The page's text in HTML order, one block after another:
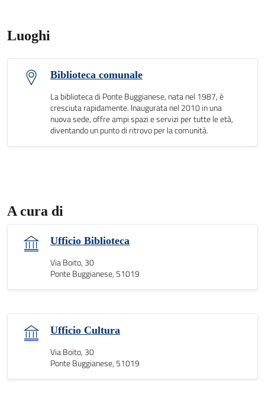
Luoghi
Biblioteca comunale
La biblioteca di Ponte Buggianese, nata nel 1987, è
cresciuta rapidamente. Inaugurata nel 2010 in una
nuova sede, offre ampi spazi e servizi per tutte le età,
diventando un punto di ritrovo per la comunità.
A cura di
Ufficio Biblioteca
Via Boito, 30
Ponte Buggianese, 51019
Ufficio Cultura
Via Boito, 30
Ponte Buggianese, 51019